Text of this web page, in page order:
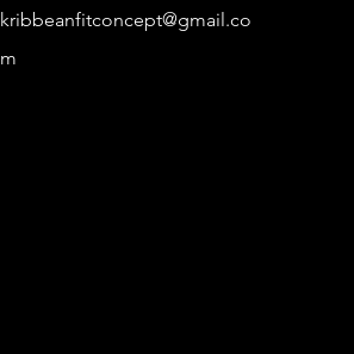
kribbeanfitconcept@gmail.co
m